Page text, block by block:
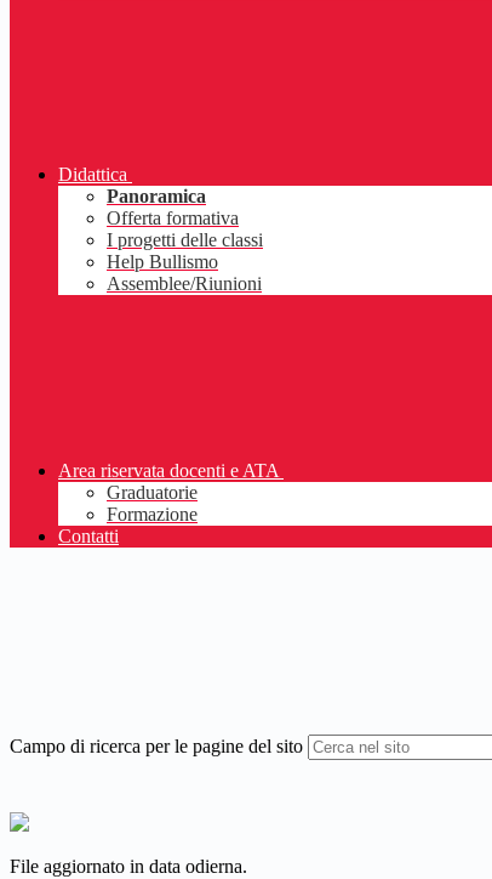
Didattica
Panoramica
Offerta formativa
I progetti delle classi
Help Bullismo
Assemblee/Riunioni
Area riservata docenti e ATA
Graduatorie
Formazione
Contatti
Campo di ricerca per le pagine del sito
File aggiornato in data odierna.